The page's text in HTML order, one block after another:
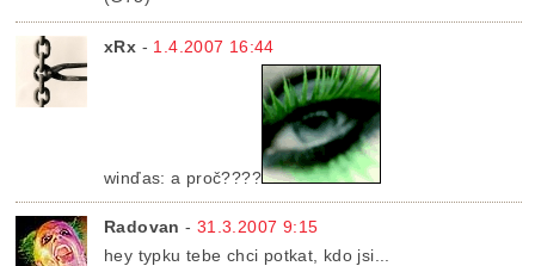
xRx - 1.4.2007 16:44
winďas: a proč????
Radovan - 31.3.2007 9:15
hey typku tebe chci potkat, kdo jsi...